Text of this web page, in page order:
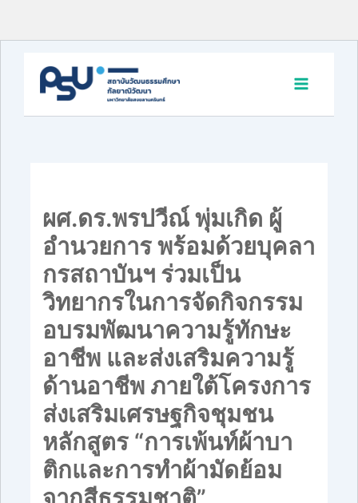
content
ผศ.ดร.พรปวีณ์ พุ่มเกิด ผู้
อำนวยการ พร้อมด้วยบุคลา
กรสถาบันฯ ร่วมเป็น
วิทยากรในการจัดกิจกรรม
อบรมพัฒนาความรู้ทักษะ
อาชีพ และส่งเสริมความรู้
ด้านอาชีพ ภายใต้โครงการ
ส่งเสริมเศรษฐกิจชุมชน
หลักสูตร “การเพ้นท์ผ้าบา
ติกและการทำผ้ามัดย้อม